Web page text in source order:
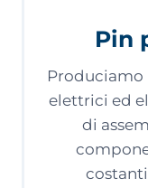
Pin
Produciamo
elettrici ed
di